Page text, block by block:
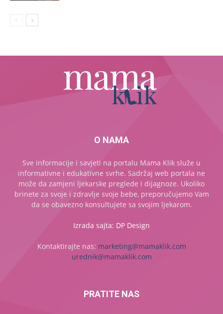
O NAMA
Sve informacije i savjeti na portalu Mama Klik služe u
informativne i edukativne svrhe. Sadržaj web portala ne
može da zamjeni ljekarske preglede i dijagnoze. Ukoliko
brinete za svoje i zdravlje svoje bebe, preporučujemo Vam
da se obavezno konsultujete sa svojim ljekarom.
Izrada sajta: DP Design
Kontaktirajte nas: marketing@mamaklik.com
urednik@mamaklik.com
PRATITE NAS